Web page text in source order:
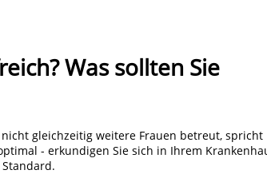
Was sollten Sie
gleichzeitig weitere Frauen betreut, spricht
- erkundigen Sie sich in Ihrem